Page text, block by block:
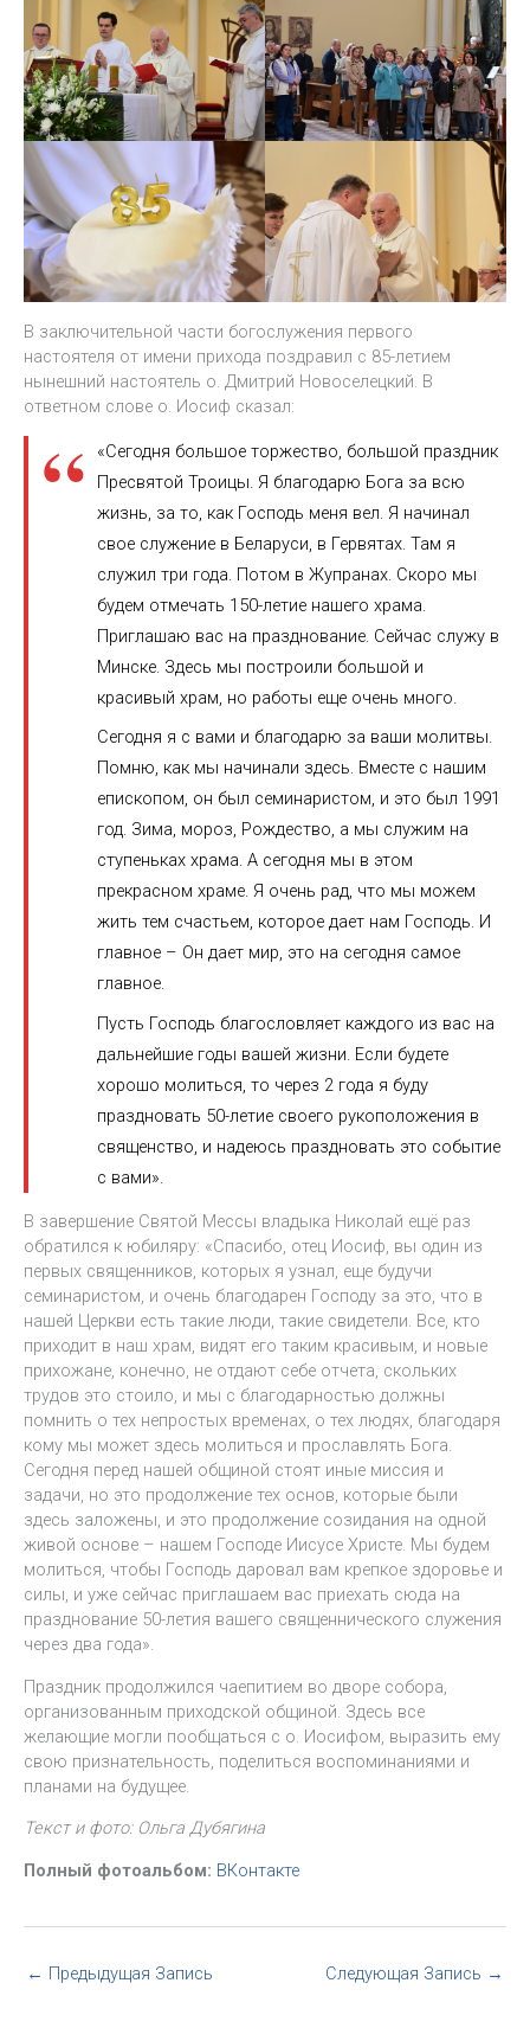
В заключительной части богослужения первого
настоятеля от имени прихода поздравил с 85-летием
нынешний настоятель о. Дмитрий Новоселецкий. В
ответном слове о. Иосиф сказал:
«Сегодня большое торжество, большой праздник
Пресвятой Троицы. Я благодарю Бога за всю
жизнь, за то, как Господь меня вел. Я начинал
свое служение в Беларуси, в Гервятах. Там я
служил три года. Потом в Жупранах. Скоро мы
будем отмечать 150-летие нашего храма.
Приглашаю вас на празднование. Сейчас служу в
Минске. Здесь мы построили большой и
красивый храм, но работы еще очень много.
Сегодня я с вами и благодарю за ваши молитвы.
Помню, как мы начинали здесь. Вместе с нашим
епископом, он был семинаристом, и это был 1991
год. Зима, мороз, Рождество, а мы служим на
ступеньках храма. А сегодня мы в этом
прекрасном храме. Я очень рад, что мы можем
жить тем счастьем, которое дает нам Господь. И
главное – Он дает мир, это на сегодня самое
главное.
Пусть Господь благословляет каждого из вас на
дальнейшие годы вашей жизни. Если будете
хорошо молиться, то через 2 года я буду
праздновать 50-летие своего рукоположения в
священство, и надеюсь праздновать это событие
с вами».
В завершение Святой Мессы владыка Николай ещё раз
обратился к юбиляру: «Спасибо, отец Иосиф, вы один из
первых священников, которых я узнал, еще будучи
семинаристом, и очень благодарен Господу за это, что в
нашей Церкви есть такие люди, такие свидетели. Все, кто
приходит в наш храм, видят его таким красивым, и новые
прихожане, конечно, не отдают себе отчета, скольких
трудов это стоило, и мы с благодарностью должны
помнить о тех непростых временах, о тех людях, благодаря
кому мы может здесь молиться и прославлять Бога.
Сегодня перед нашей общиной стоят иные миссия и
задачи, но это продолжение тех основ, которые были
здесь заложены, и это продолжение созидания на одной
живой основе – нашем Господе Иисусе Христе. Мы будем
молиться, чтобы Господь даровал вам крепкое здоровье и
силы, и уже сейчас приглашаем вас приехать сюда на
празднование 50-летия вашего священнического служения
через два года».
Праздник продолжился чаепитием во дворе собора,
организованным приходской общиной. Здесь все
желающие могли пообщаться с о. Иосифом, выразить ему
свою признательность, поделиться воспоминаниями и
планами на будущее.
Текст и фото: Ольга Дубягина
Полный фотоальбом: ВКонтакте
← Предыдущая Запись Следующая Запись →